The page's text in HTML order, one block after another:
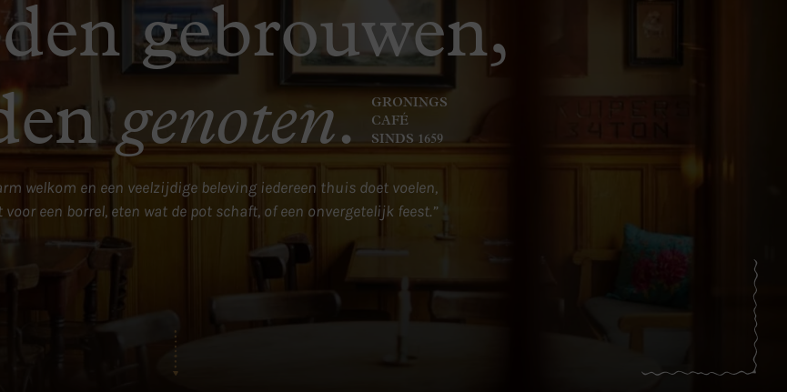
gebrouwen,
genoten.
welkom en een veelzijdige beleving iedereen thuis doet voelen,
een borrel, eten wat de pot schaft, of een onvergetelijk feest.”